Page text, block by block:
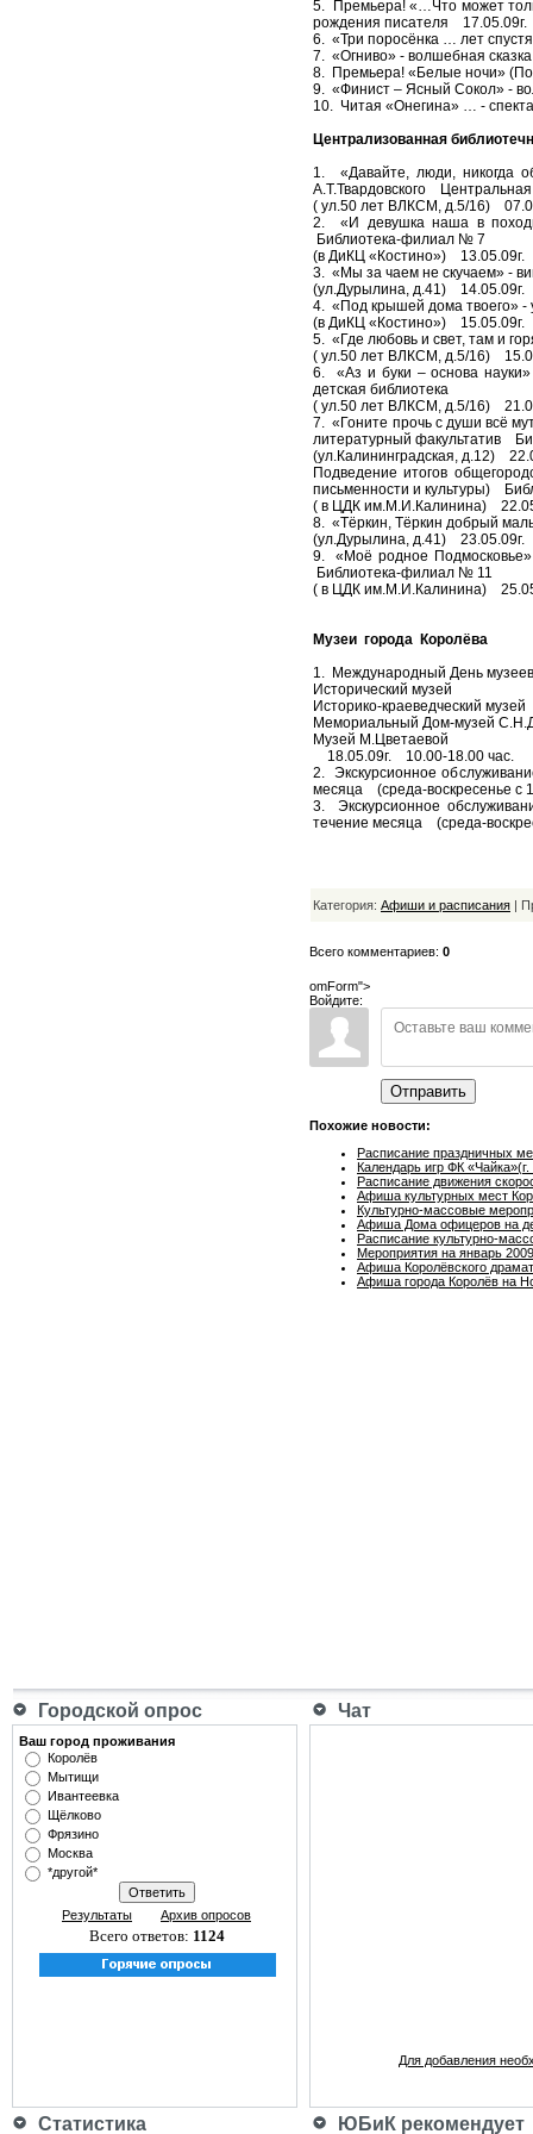
5. Премьера! «…Что может
рождения писателя
6. «Три поросёнка … лет
7. «Огниво» - волшебная
8. Премьера! «Белые ночи» (По
9. «Финист – Ясный Сокол» -
10. Читая «Онегина» … -
Централизованная
1. «Давайте, люди, никогда
А.Т.Твардовского Центральная
( ул.50 лет ВЛКСМ, д.5/16)
2. «И девушка наша в
Библиотека-филиал № 7
(в ДиКЦ «Костино») 13.05.09г.
3. «Мы за чаем не скучаем» -
(ул.Дурылина, д.41) 14.05.09г.
4. «Под крышей дома твоего»
(в ДиКЦ «Костино») 15.05.09г.
5. «Где любовь и свет, там и
( ул.50 лет ВЛКСМ, д.5/16)
6. «Аз и буки – основа
детская библиотека
( ул.50 лет ВЛКСМ, д.5/16)
7. «Гоните прочь с души всё
литературный факультатив
(ул.Калининградская, д.12)
Подведение итогов
письменности и культуры)
( в ЦДК им.М.И.Калинина)
8. «Тёркин, Тёркин добрый
(ул.Дурылина, д.41) 23.05.09г.
9. «Моё родное Подмосковье»
Библиотека-филиал № 11
( в ЦДК им.М.И.Калинина)
Музеи города Королёва
1. Международный День
Исторический музей
Историко-краеведческий музей
Мемориальный Дом-музей
Музей М.Цветаевой
18.05.09г. 10.00-18.00 час.
2. Экскурсионное
месяца (среда-воскресенье с
3. Экскурсионное
течение месяца (среда-
Категория: Афиши и расписания |
Всего комментариев: 0
omForm">
Войдите:
Отправить
Похожие новости:
Расписание праздничных
Календарь игр ФК
Расписание движения
Афиша культурных мест
Культурно-массовые
Афиша Дома офицеров на
Расписание культурно-
Мероприятия на январь
Афиша Королёвского
Афиша города Королёв на
Городской опрос Чат
Ваш город проживания
Королёв
Мытищи
Ивантеевка
Щёлково
Фрязино
Москва
*другой*
Результаты Архив опросов
Всего ответов: 1124
Для добавления
Статистика ЮБиК рекомендует